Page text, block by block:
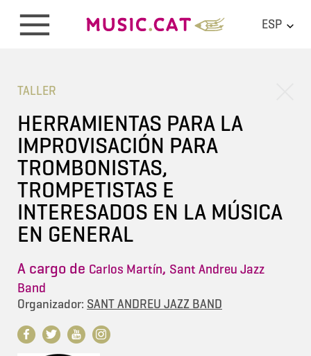
ESP
TALLER
HERRAMIENTAS PARA LA
IMPROVISACIÓN PARA
TROMBONISTAS,
TROMPETISTAS E
INTERESADOS EN LA MÚSICA
EN GENERAL
A cargo de Carlos Martín, Sant Andreu Jazz
Band
Organizador: SANT ANDREU JAZZ BAND